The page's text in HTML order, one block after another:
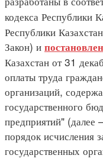
кодекса Республики
Республики
Закон) и
Казахстан от 31
оплаты труда
организаций,
государственного
предприятий" (далее
порядок исчисления
государственных